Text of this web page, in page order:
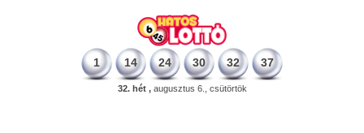
1 14 24 30 32 37
32. hét ,augusztus 6., csütörtök